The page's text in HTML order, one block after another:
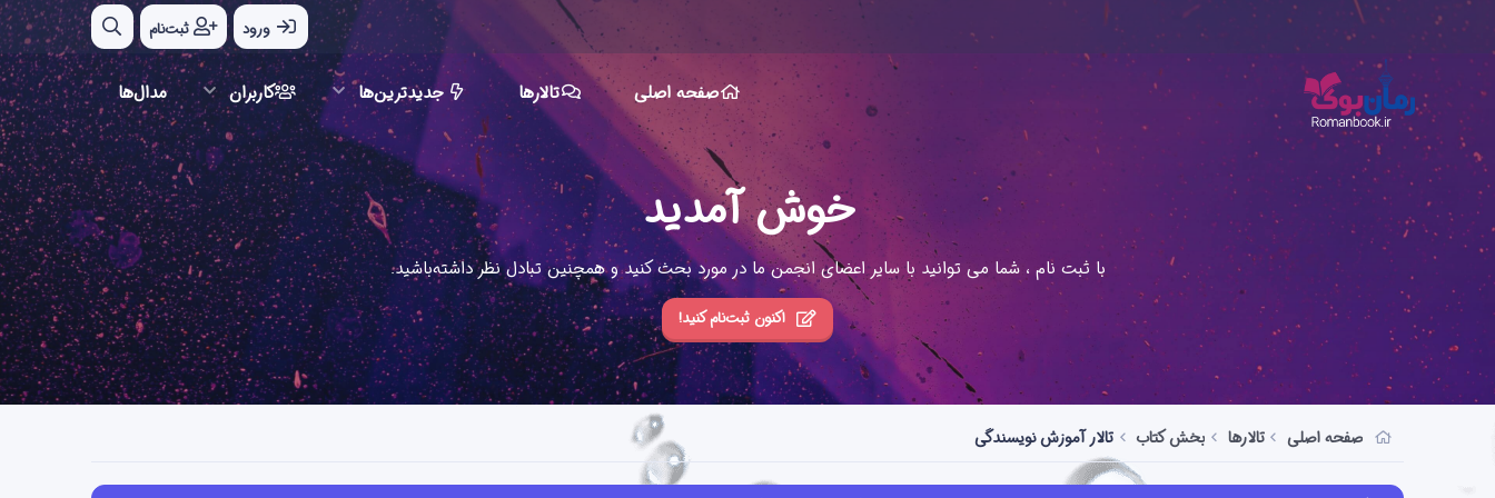
ورود ثبت‌نام
صفحه اصلی تالارها جدیدترین‌ها کاربران مدال‌ها
خوش آمدید
با ثبت نام ، شما می توانید با سایر اعضای انجمن ما در مورد بحث کنید و همچنین تبادل نظر داشته‌باشید.
اکنون ثبت‌نام کنید!
صفحه اصلی تالارها بخش کتاب تالار آموزش نویسندگی